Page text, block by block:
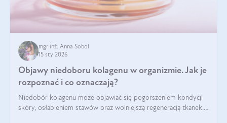
mgr inż. Anna Sobol
15 sty 2026
Objawy niedoboru kolagenu w organizmie. Jak je
rozpoznać i co oznaczają?
Niedobór kolagenu może objawiać się pogorszeniem kondycji
skóry, osłabieniem stawów oraz wolniejszą regeneracją tkanek.